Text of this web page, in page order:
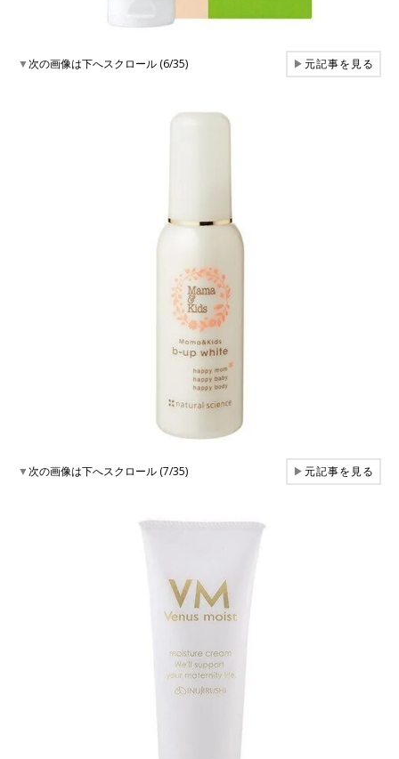
▼次の画像は下へスクロール (6/35) ▶元記事を見る
▼次の画像は下へスクロール (7/35) ▶元記事を見る